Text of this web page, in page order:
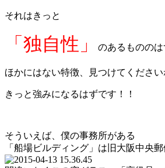
それはきっと
「独自性」 のあるもののは
ほかにはない特徴、見つけてください
きっと強みになるはずです！！
そういえば、僕の事務所がある
「船場ビルディング」は旧大阪中央